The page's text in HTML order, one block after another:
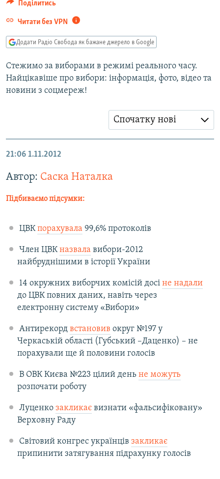
МУЛЬТИМЕДІА
ФОТО
СПЕЦПРОЄКТИ
ПОДКАСТИ
КРИМ РЕАЛІЇ
КТАТ
Поділитись
Читати без VPN
Додати Радіо Свобода як бажане джерело в Google
Стежимо за виборами в режимі реального часу.
Найцікавіше про вибори: інформація, фото, відео та
новини з соцмереж!
Cпочатку нові
21:06 1.11.2012
Автор: Саска Наталка
Підбиваємо підсумки:
ЦВКпорахувала 99,6% протоколів
Член ЦВКназвала вибори-2012
найбруднішими в історії України
14 окружних виборчих комісій досі не надали
до ЦВК повних даних, навіть через
електронну систему «Вибори»
Антирекорд встановив округ №197 у
Черкаській області (Губський –Даценко) – не
порахували ще й половини голосів
В ОВК Києва №223 цілий день не можуть
розпочати роботу
Луценко закликаєвизнати «фальсифіковану»
Верховну Раду
Світовий конгрес українців закликає
припинити затягування підрахунку голосів